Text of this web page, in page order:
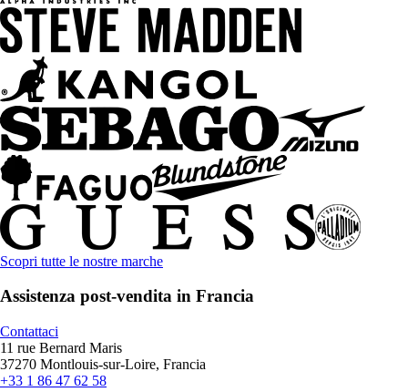
Scopri tutte le nostre marche
Assistenza post-vendita in Francia
Contattaci
11 rue Bernard Maris
37270 Montlouis-sur-Loire, Francia
+33 1 86 47 62 58